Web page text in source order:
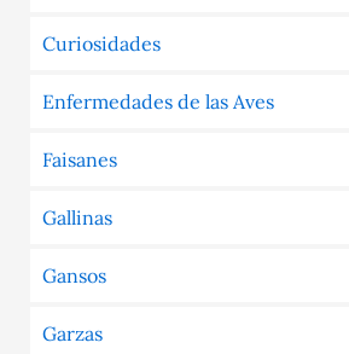
Curiosidades
Enfermedades de las Aves
Faisanes
Gallinas
Gansos
Garzas